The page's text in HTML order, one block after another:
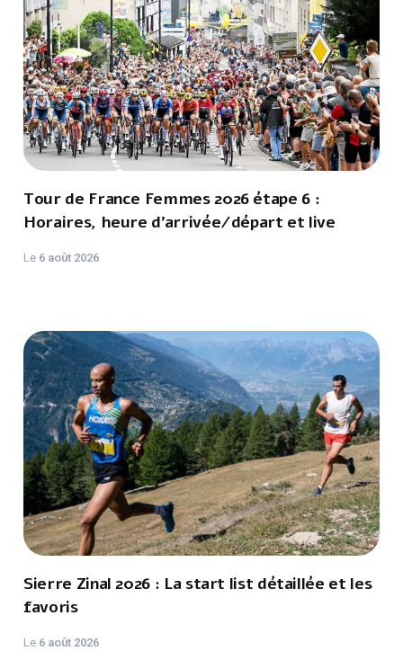
Tour de France Femmes 2026 étape 6 :
Horaires, heure d'arrivée/départ et live
Le 6 août 2026
Sierre Zinal 2026 : La start list détaillée et les
favoris
Le 6 août 2026